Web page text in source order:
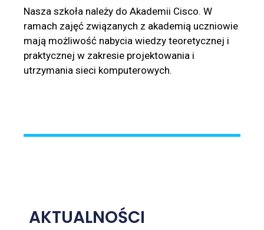
Nasza szkoła należy do Akademii Cisco. W
ramach zajęć związanych z akademią uczniowie
mają możliwość nabycia wiedzy teoretycznej i
praktycznej w zakresie projektowania i
utrzymania sieci komputerowych.
AKTUALNOŚCI